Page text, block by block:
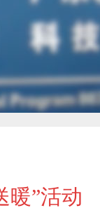
暖”活动